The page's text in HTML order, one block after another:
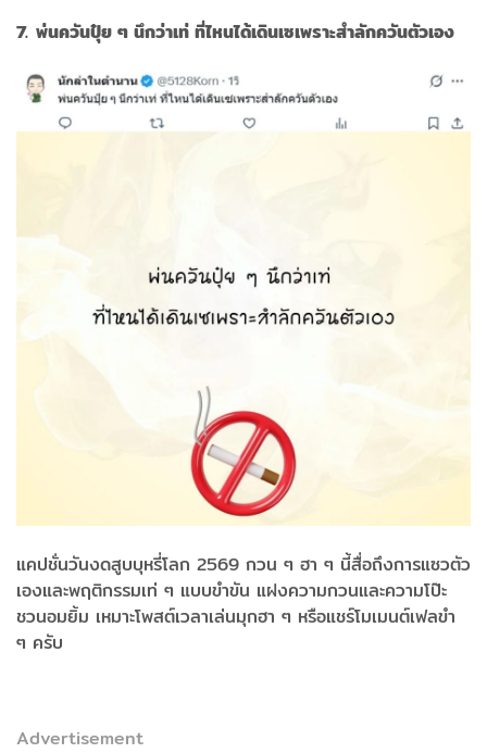
7. พ่นควันปุ๋ย ๆ นึกว่าเท่ ที่ไหนได้เดินเซเพราะสำลักควันตัวเอง
แคปชั่นวันงดสูบบุหรี่โลก 2569 กวน ๆ ฮา ๆ นี้สื่อถึงการแซวตัว
เองและพฤติกรรมเท่ ๆ แบบขำขัน แฝงความกวนและความโป๊ะ
ชวนอมยิ้ม เหมาะโพสต์เวลาเล่นมุกฮา ๆ หรือแชร์โมเมนต์เฟลขำ
ๆ ครับ
Advertisement